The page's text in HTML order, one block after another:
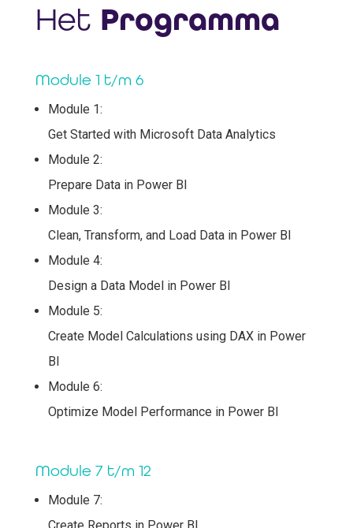
Het Programma
Module 1 t/m 6
Module 1:
Get Started with Microsoft Data Analytics
Module 2:
Prepare Data in Power BI
Module 3:
Clean, Transform, and Load Data in Power BI
Module 4:
Design a Data Model in Power BI
Module 5:
Create Model Calculations using DAX in Power
BI
Module 6:
Optimize Model Performance in Power BI
Module 7 t/m 12
Module 7: